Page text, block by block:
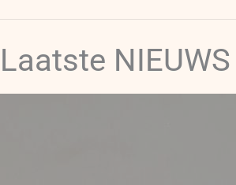
Laatste NIEUWS